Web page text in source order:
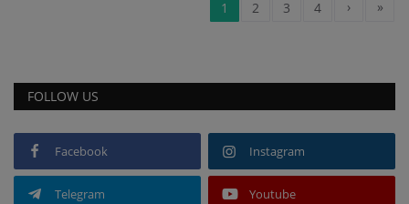
1 2 3 4 › »
FOLLOW US
Facebook Instagram
Telegram Youtube